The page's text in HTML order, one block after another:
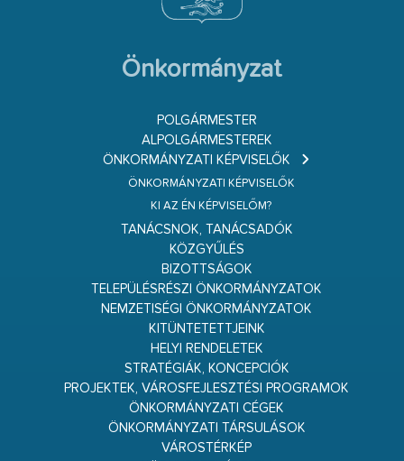
Önkormányzat
POLGÁRMESTER
ALPOLGÁRMESTEREK
ÖNKORMÁNYZATI KÉPVISELŐK
ÖNKORMÁNYZATI KÉPVISELŐK
KI AZ ÉN KÉPVISELŐM?
TANÁCSNOK, TANÁCSADÓK
KÖZGYŰLÉS
BIZOTTSÁGOK
TELEPÜLÉSRÉSZI ÖNKORMÁNYZATOK
NEMZETISÉGI ÖNKORMÁNYZATOK
KITÜNTETETTJEINK
HELYI RENDELETEK
STRATÉGIÁK, KONCEPCIÓK
PROJEKTEK, VÁROSFEJLESZTÉSI PROGRAMOK
ÖNKORMÁNYZATI CÉGEK
ÖNKORMÁNYZATI TÁRSULÁSOK
VÁROSTÉRKÉP